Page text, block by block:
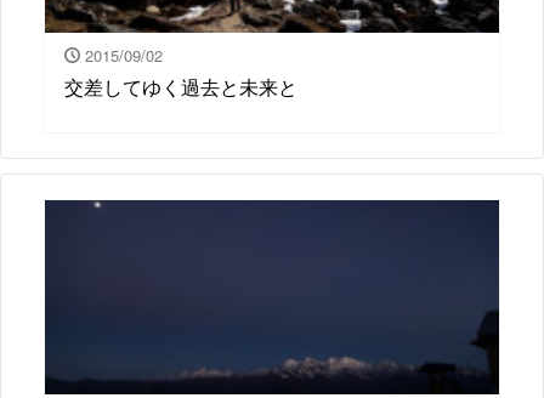
2015/09/02
交差してゆく過去と未来と